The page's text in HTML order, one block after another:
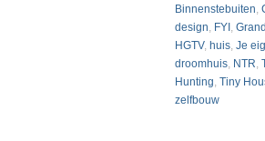
Binnenstebuiten,
design, FYI ,
HGTV, huis, Je
droomhuis, NTR,
Hunting, Tiny
zelfbouw